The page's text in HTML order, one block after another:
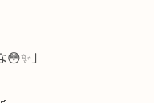
」